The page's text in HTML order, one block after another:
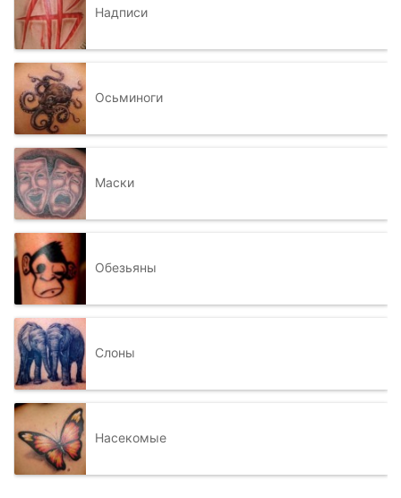
Надписи
Осьминоги
Маски
Обезьяны
Слоны
Насекомые